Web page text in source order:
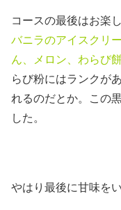
コースの最後はお楽
バニラのアイスクリ
ん、メロン、わらび
らび粉にはランクが
れるのだとか。この
した。
やはり最後に甘味を